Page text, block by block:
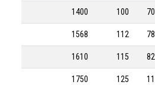
1400 100
1568 112
1610 115
1750 125